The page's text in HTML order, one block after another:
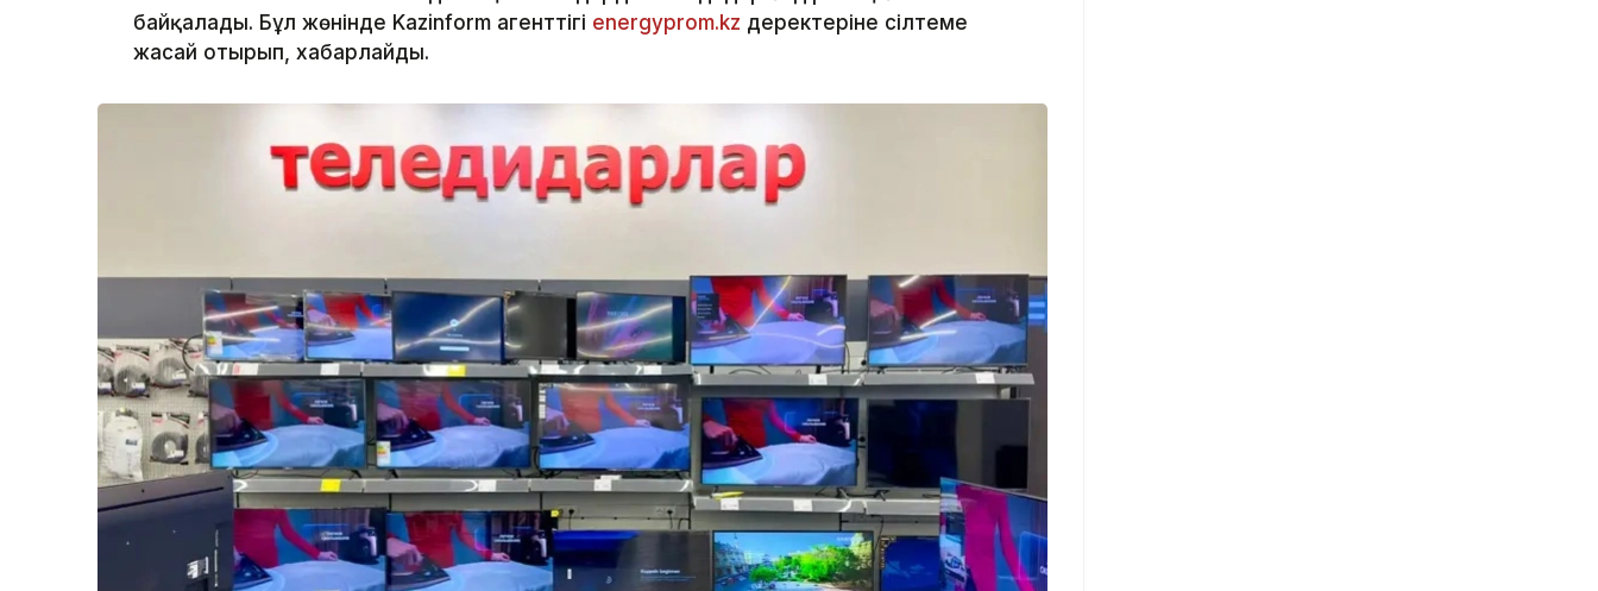
байқалады. Бұл жөнінде Kazinform агенттігі energyprom.kz деректеріне сілтеме
жасай отырып, хабарлайды.